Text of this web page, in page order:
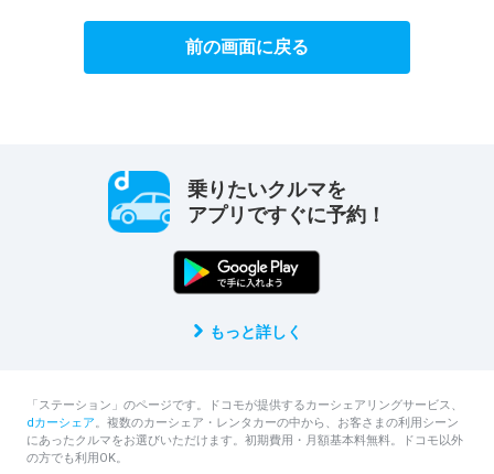
前の画面に戻る
乗りたいクルマを
アプリですぐに予約！
もっと詳しく
「ステーション」のページです。ドコモが提供するカーシェアリングサービス、
dカーシェア。複数のカーシェア・レンタカーの中から、お客さまの利用シーン
にあったクルマをお選びいただけます。初期費用・月額基本料無料。ドコモ以外
の方でも利用OK。